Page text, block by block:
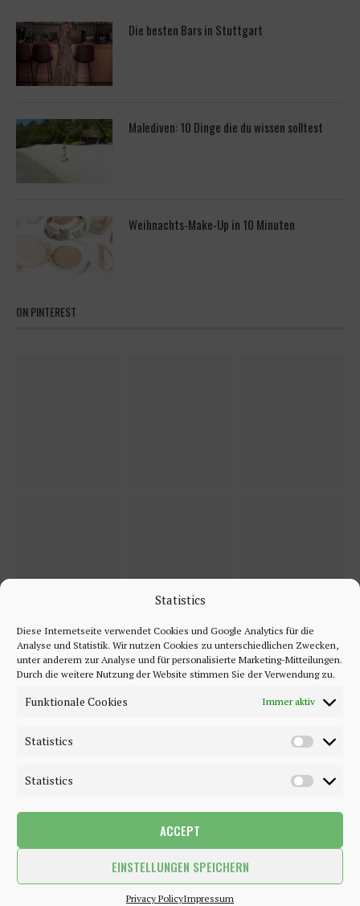
Statistics
Diese Internetseite verwendet Cookies und Google Analytics für die
Analyse und Statistik. Wir nutzen Cookies zu unterschiedlichen Zwecken,
unter anderem zur Analyse und für personalisierte Marketing-Mitteilungen.
Durch die weitere Nutzung der Website stimmen Sie der Verwendung zu.
Funktionale Cookies Immer aktiv
Statistics
Statistics
ACCEPT
EINSTELLUNGEN SPEICHERN
Privacy PolicyImpressum
Die besten Bars in Stuttgart
Malediven: 10 Dinge die du wissen solltest
Weihnachts-Make-Up in 10 Minuten
ON PINTEREST
©2018 - 2020 - Be-Sparkling. All Rights Reserved.
BACK TO TOP